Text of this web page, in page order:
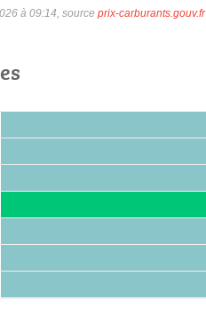
à 09:14, source prix-carburants.gouv.fr